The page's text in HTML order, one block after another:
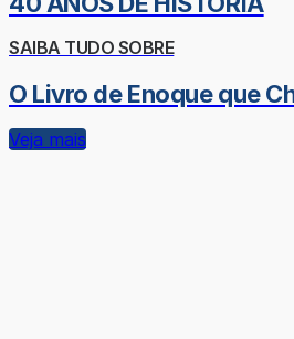
SAIBA TUDO SOBRE
O Livro de Enoque que
Veja mais